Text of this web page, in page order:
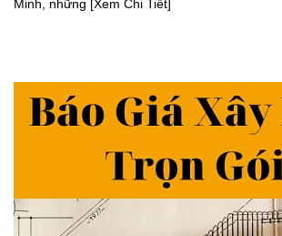
Minh, những [Xem Chi Tiết]